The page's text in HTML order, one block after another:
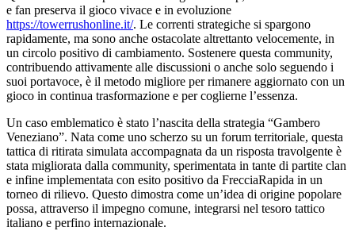
e fan preserva il gioco vivace e in evoluzione
https://towerrushonline.it/. Le correnti strategiche si spargono
rapidamente, ma sono anche ostacolate altrettanto velocemente, in
un circolo positivo di cambiamento. Sostenere questa community,
contribuendo attivamente alle discussioni o anche solo seguendo i
suoi portavoce, è il metodo migliore per rimanere aggiornato con un
gioco in continua trasformazione e per coglierne l’essenza.
Un caso emblematico è stato l’nascita della strategia “Gambero
Veneziano”. Nata come uno scherzo su un forum territoriale, questa
tattica di ritirata simulata accompagnata da un risposta travolgente è
stata migliorata dalla community, sperimentata in tante di partite clan
e infine implementata con esito positivo da FrecciaRapida in un
torneo di rilievo. Questo dimostra come un’idea di origine popolare
possa, attraverso il impegno comune, integrarsi nel tesoro tattico
italiano e perfino internazionale.